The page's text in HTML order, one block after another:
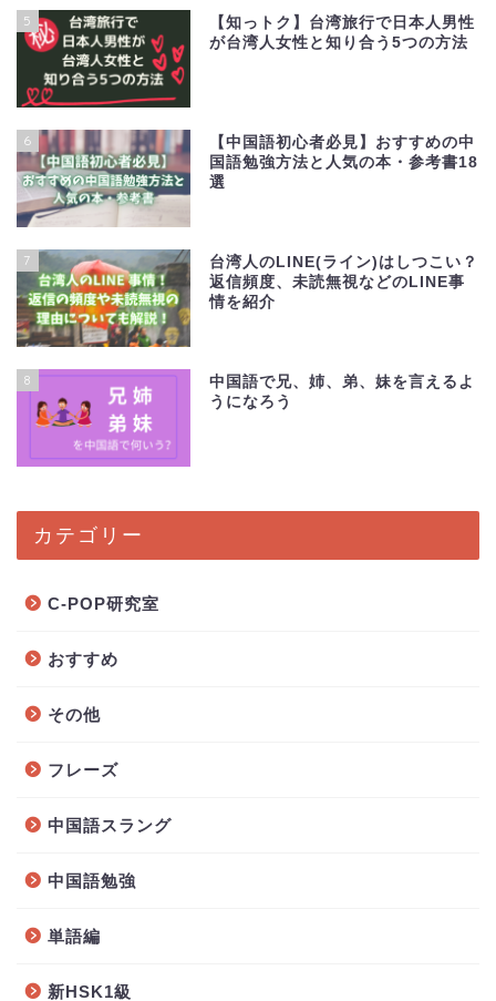
5
【知っトク】台湾旅行で日本人男性
が台湾人女性と知り合う5つの方法
6
【中国語初心者必見】おすすめの中
国語勉強方法と人気の本・参考書18
選
7
台湾人のLINE(ライン)はしつこい？
返信頻度、未読無視などのLINE事
情を紹介
8
中国語で兄、姉、弟、妹を言えるよ
うになろう
カテゴリー
C-POP研究室
おすすめ
その他
フレーズ
中国語スラング
中国語勉強
単語編
新HSK1級